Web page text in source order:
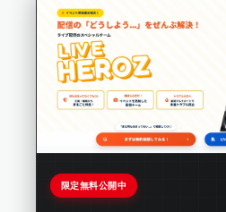
限定無料公開中